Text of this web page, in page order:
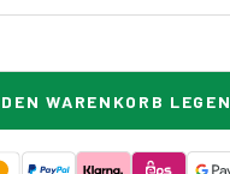
WARENKORB LEGEN